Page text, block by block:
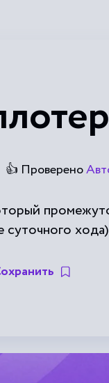
👍 Проверено